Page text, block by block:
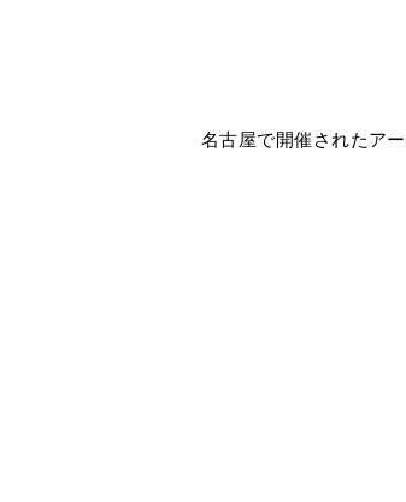
名古屋で開催されたア